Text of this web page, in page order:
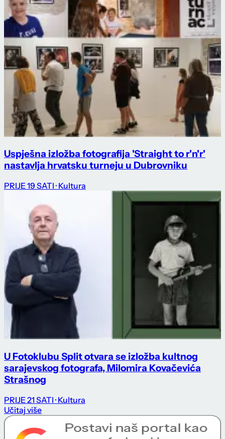
Uspješna izložba fotografija 'Straight to r'n'r'
nastavlja hrvatsku turneju u Dubrovniku
PRIJE 19 SATI · Kultura
U Fotoklubu Split otvara se izložba kultnog
sarajevskog fotografa, Milomira Kovačevića
Strašnog
PRIJE 21 SATI · Kultura
Učitaj više